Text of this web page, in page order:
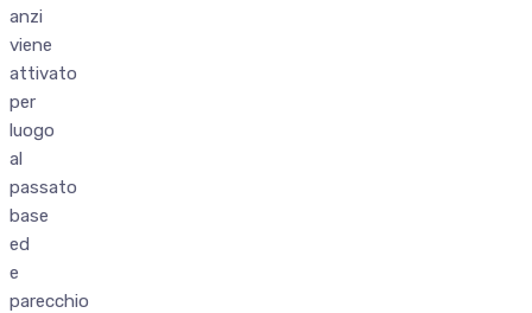
anzi
viene
attivato
per
luogo
al
passato
base
ed
e
parecchio